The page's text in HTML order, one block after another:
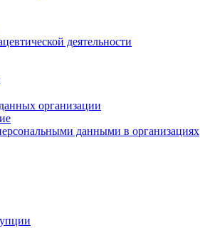
деятельности
организации
данными в организациях